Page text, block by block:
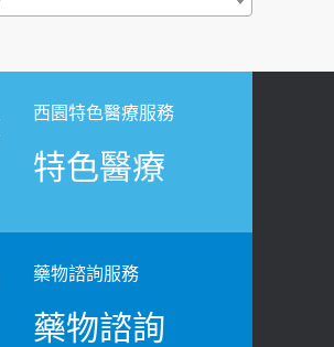
痛都是痔瘡?醫談瘍瘍瘻管與肛
50歲民眾可做1事
血糖血壓飆高
不要大力按脖子！ 1招「伸
預防落枕
好、夜間易跌倒
西園特色醫療服務
特色醫療
藥物諮詢服務
藥物諮詢